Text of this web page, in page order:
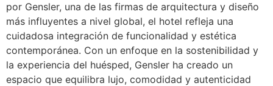
por Gensler, una de las firmas de arquitectura y diseño
más influyentes a nivel global, el hotel refleja una
cuidadosa integración de funcionalidad y estética
contemporánea. Con un enfoque en la sostenibilidad y
la experiencia del huésped, Gensler ha creado un
espacio que equilibra lujo, comodidad y autenticidad